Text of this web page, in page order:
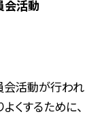
会活動
活動が行われ
くするために、